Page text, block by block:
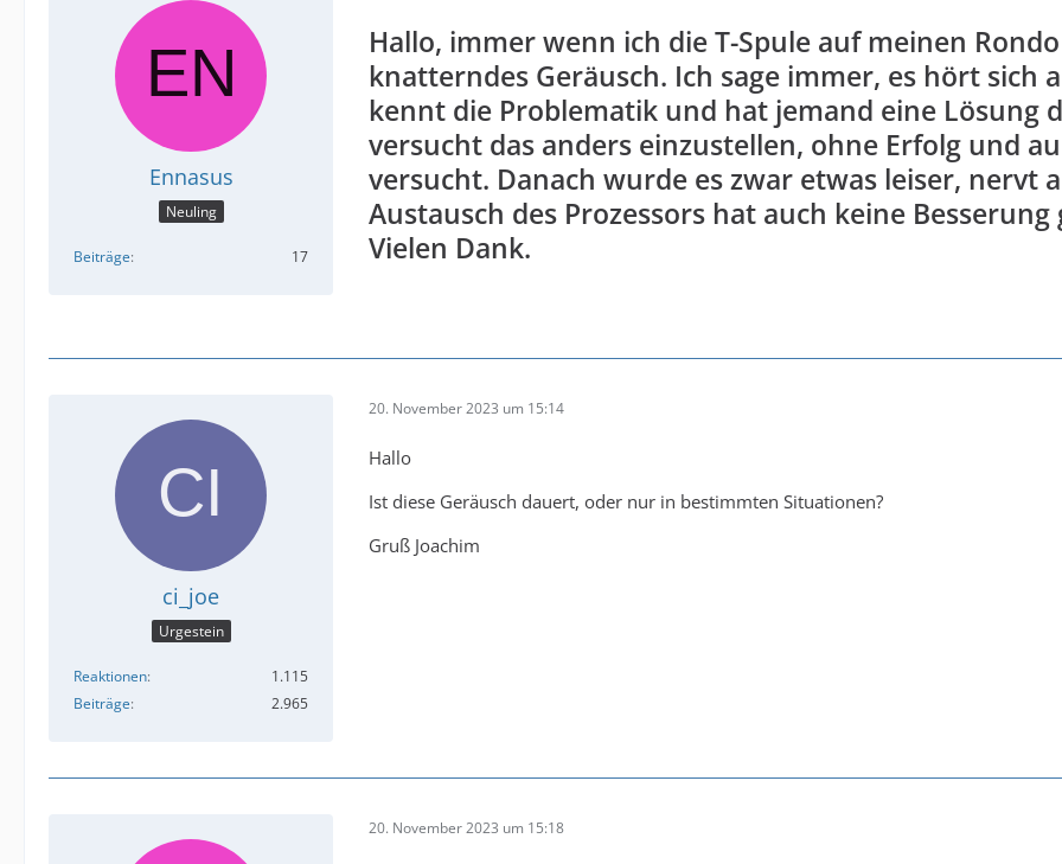
Ennasus
Neuling
Beiträge 17
Hallo, immer wenn ich die T-Spule auf meinen
knatterndes Geräusch. Ich sage immer, es hört sich
kennt die Problematik und hat jemand eine Lösung
versucht das anders einzustellen, ohne Erfolg und
versucht. Danach wurde es zwar etwas leiser, nervt
Austausch des Prozessors hat auch keine
Vielen Dank.
ci_joe
Urgestein
Reaktionen
1.115
Beiträge
2.965
20. November 2023 um 15:14
Hallo
Ist diese Geräusch dauert, oder nur in bestimmten Situationen?
Gruß Joachim
20. November 2023 um 15:18